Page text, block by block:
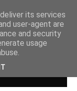
Museo” Ospite il
its services
user-agent are
and security
usage